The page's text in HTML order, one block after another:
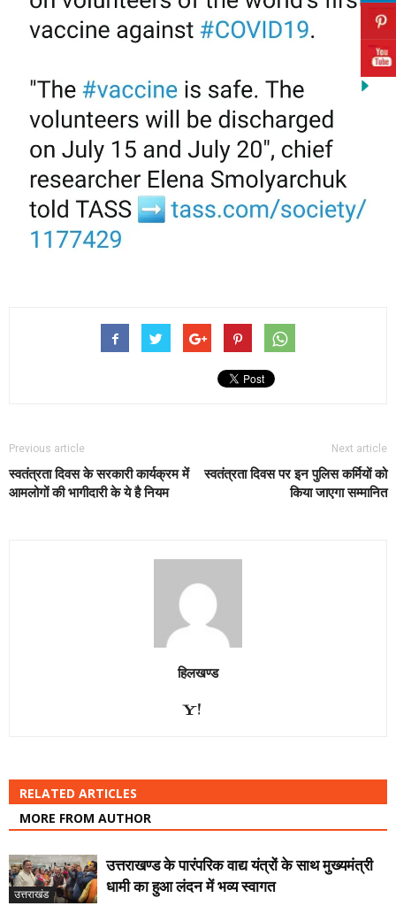
Previous article
स्वतंत्रता दिवस के सरकारी कार्यक्रम में
आमलोगों की भागीदारी के ये है नियम
Next article
स्वतंत्रता दिवस पर इन पुलिस कर्मियों को
किया जाएगा सम्मानित
हिलखण्ड
RELATED ARTICLES
MORE FROM AUTHOR
उत्तराखंड
उत्तराखण्ड के पारंपरिक वाद्य यंत्रों के साथ मुख्यमंत्री
धामी का हुआ लंदन में भव्य स्वागत